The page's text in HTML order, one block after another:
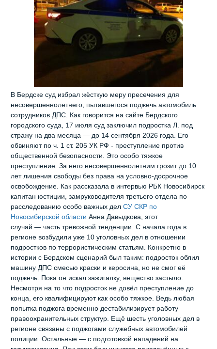
В Бердске суд избрал жёсткую меру пресечения для
несовершеннолетнего, пытавшегося поджечь автомобиль
сотрудников ДПС. Как говорится на сайте Бердского
городского суда, 17 июля суд заключил подростка Л. под
стражу на два месяца — до 14 сентября 2026 года. Его
обвиняют по ч. 1 ст. 205 УК РФ - преступление против
общественной безопасности. Это особо тяжкое
преступление. За него несовершеннолетним грозит до 10
лет лишения свободы без права на условно‑досрочное
освобождение. Как рассказала в интервью РБК Новосибирск
капитан юстиции, замруководителя третьего отдела по
расследованию особо важных дел СУ СКР по
Новосибирской области Анна Давыдкова, этот
случай — часть тревожной тенденции. С начала года в
регионе возбудили уже 10 уголовных дел в отношении
подростков по террористическим статьям. Конкретно в
истории с Бердском сценарий был таким: подросток облил
машину ДПС смесью краски и керосина, но не смог её
поджечь. Пока он искал зажигалку, вещество застыло.
Несмотря на то что подросток не довёл преступление до
конца, его квалифицируют как особо тяжкое. Ведь любая
попытка поджога временно дестабилизирует работу
правоохранительных структур. Ещё шесть уголовных дел в
регионе связаны с поджогами служебных автомобилей
полиции. Остальные — с подготовкой нападений на